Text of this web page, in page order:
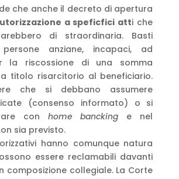
che anche il decreto di apertura
a speficfici atti che
di straordinaria. Basti
anziane, incapaci, ad
la riscossione di una somma
titolo risarcitorio al beneficiario.
che si debbano assumere
(consenso informato) o si
con home bancking e nel
sia previsto.
hanno comunque natura
essere reclamabili davanti
composizione collegiale. La Corte